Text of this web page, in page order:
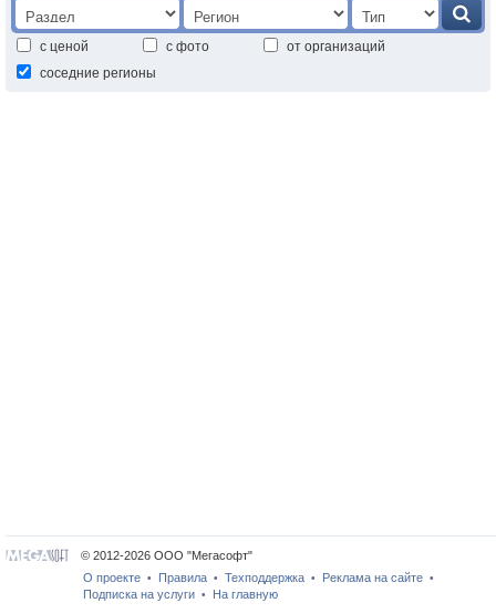
с ценой с фото
от организаций
соседние регионы
© 2012-2026 ООО "Мегасофт"
О проекте • Правила • Техподдержка • Реклама на сайте •
Подписка на услуги • На главную